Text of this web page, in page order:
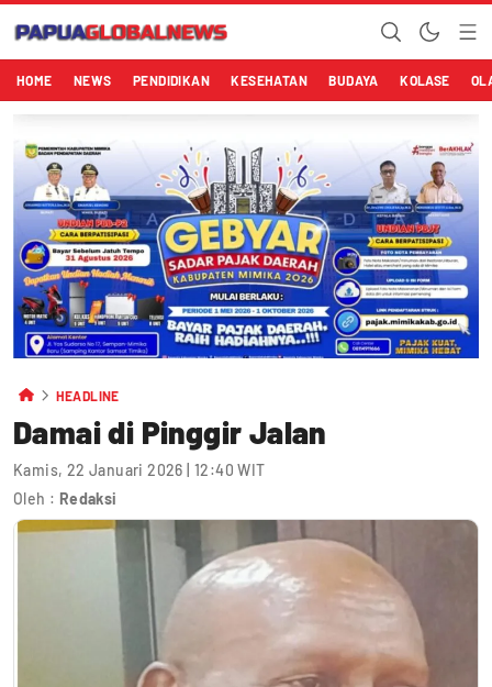
HOME NEWS PENDIDIKAN KESEHATAN BUDAYA KOLASE
HEADLINE
Damai di Pinggir Jalan
Kamis, 22 Januari 2026 | 12:40 WIT
Oleh : Redaksi